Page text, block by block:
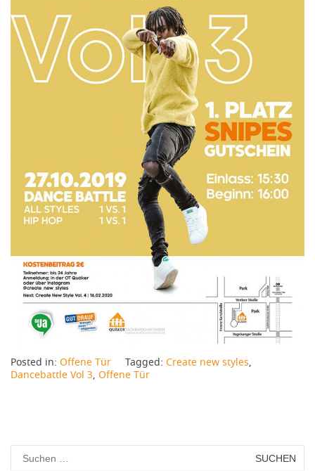
Posted in: Offene Tür Tagged: Create new styles,
Dancebattle Vol 3, Offene Tür
Suchen
nach: